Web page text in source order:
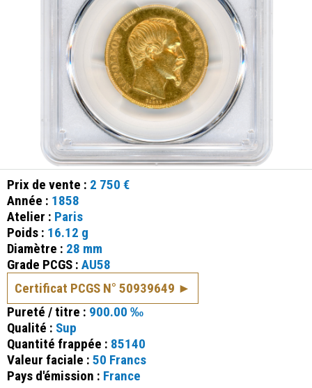
Prix de vente : 2 750 €
Année : 1858
Atelier : Paris
Poids : 16.12 g
Diamètre : 28 mm
Grade PCGS : AU58
Certificat PCGS N° 50939649
Pureté / titre : 900.00 ‰
Qualité : Sup
Quantité frappée : 85140
Valeur faciale : 50 Francs
Pays d'émission : France